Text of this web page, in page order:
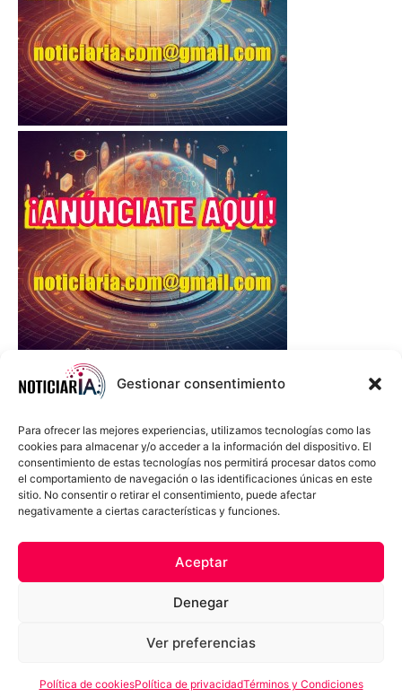
Gestionar consentimiento
Para ofrecer las mejores experiencias, utilizamos tecnologías como las
cookies para almacenar y/o acceder a la información del dispositivo. El
consentimiento de estas tecnologías nos permitirá procesar datos como
el comportamiento de navegación o las identificaciones únicas en este
sitio. No consentir o retirar el consentimiento, puede afectar
negativamente a ciertas características y funciones.
Aceptar
Denegar
Ver preferencias
Política de cookiesPolítica de privacidadTérminos y Condiciones
Política de cookies
Términos y Condiciones
Aviso Sobre el Uso de IA
Compromiso Ético con la IA
Propiedad Intelectual